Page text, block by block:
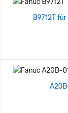
B9712T